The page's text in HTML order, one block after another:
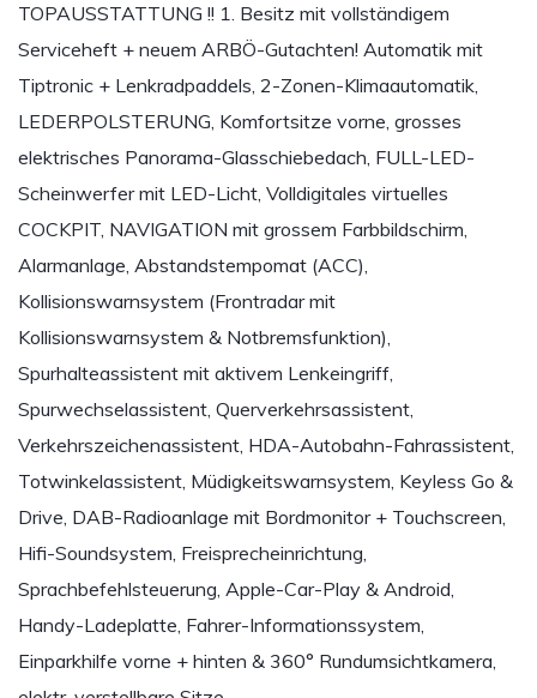
TOPAUSSTATTUNG !! 1. Besitz mit vollständigem
Serviceheft + neuem ARBÖ-Gutachten! Automatik mit
Tiptronic + Lenkradpaddels, 2-Zonen-Klimaautomatik,
LEDERPOLSTERUNG, Komfortsitze vorne, grosses
elektrisches Panorama-Glasschiebedach, FULL-LED-
Scheinwerfer mit LED-Licht, Volldigitales virtuelles
COCKPIT, NAVIGATION mit grossem Farbbildschirm,
Alarmanlage, Abstandstempomat (ACC),
Kollisionswarnsystem (Frontradar mit
Kollisionswarnsystem & Notbremsfunktion),
Spurhalteassistent mit aktivem Lenkeingriff,
Spurwechselassistent, Querverkehrsassistent,
Verkehrszeichenassistent, HDA-Autobahn-Fahrassistent,
Totwinkelassistent, Müdigkeitswarnsystem, Keyless Go &
Drive, DAB-Radioanlage mit Bordmonitor + Touchscreen,
Hifi-Soundsystem, Freisprecheinrichtung,
Sprachbefehlsteuerung, Apple-Car-Play & Android,
Handy-Ladeplatte, Fahrer-Informationssystem,
Einparkhilfe vorne + hinten & 360° Rundumsichtkamera,